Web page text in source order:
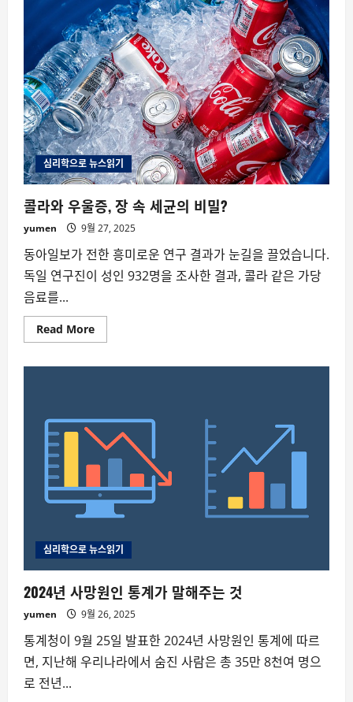
폰
센
서
로
정
신
건
강
위
험
미
리
감
지
할
수
있
까?
심리학으로 뉴스읽기
콜라와 우울증, 장 속 세균의 비밀?
yumen 9월 27, 2025
동아일보가 전한 흥미로운 연구 결과가 눈길을 끌었습니다.
독일 연구진이 성인 932명을 조사한 결과, 콜라 같은 가당
음료를...
Read MoreRead
more
증,
속
세
균
비
밀?
심리학으로 뉴스읽기
2024년 사망원인 통계가 말해주는 것
yumen 9월 26, 2025
통계청이 9월 25일 발표한 2024년 사망원인 통계에 따르
면, 지난해 우리나라에서 숨진 사람은 총 35만 8천여 명으
로 전년...